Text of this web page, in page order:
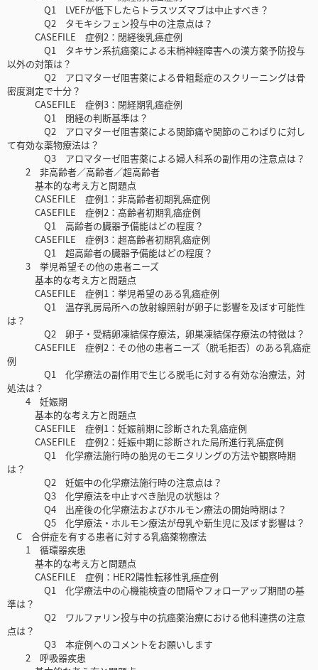
Q1 LVEFが低下したらトラスツズマブは中止すべき？
Q2 タモキシフェン投与中の注意点は？
CASEFILE 症例2：閉経後乳癌症例
Q1 タキサン系抗癌薬による末梢神経障害への漢方薬予防投与
以外の対策は？
Q2 アロマターゼ阻害薬による骨粗鬆症のスクリーニングは骨
密度測定で十分？
CASEFILE 症例3：閉経期乳癌症例
Q1 閉経の判断基準は？
Q2 アロマターゼ阻害薬による関節痛や関節のこわばりに対し
て有効な薬物療法は？
Q3 アロマターゼ阻害薬による婦人科系の副作用の注意点は？
2 非高齢者／高齢者／超高齢者
基本的な考え方と問題点
CASEFILE 症例1：非高齢者初期乳癌症例
CASEFILE 症例2：高齢者初期乳癌症例
Q1 高齢者の臓器予備能はどの程度？
CASEFILE 症例3：超高齢者初期乳癌症例
Q1 超高齢者の臓器予備能はどの程度？
3 挙児希望その他の患者ニーズ
基本的な考え方と問題点
CASEFILE 症例1：挙児希望のある乳癌症例
Q1 温存乳房局所への放射線照射が卵子に影響を及ぼす可能性
は？
Q2 卵子・受精卵凍結保存療法，卵巣凍結保存療法の特徴は？
CASEFILE 症例2：その他の患者ニーズ（脱毛拒否）のある乳癌症
例
Q1 化学療法の副作用で生じる脱毛に対する有効な治療法，対
処法は？
4 妊娠期
基本的な考え方と問題点
CASEFILE 症例1：妊娠前期に診断された乳癌症例
CASEFILE 症例2：妊娠中期に診断された局所進行乳癌症例
Q1 化学療法施行時の胎児のモニタリングの方法や観察時期
は？
Q2 妊娠中の化学療法施行時の注意点は？
Q3 化学療法を中止すべき胎児の状態は？
Q4 出産後の化学療法およびホルモン療法の開始時期は？
Q5 化学療法・ホルモン療法が母乳や新生児に及ぼす影響は？
C 合併症を有する患者に対する乳癌薬物療法
1 循環器疾患
基本的な考え方と問題点
CASEFILE 症例：HER2陽性転移性乳癌症例
Q1 化学療法中の心機能検査の間隔やフォローアップ期間の基
準は？
Q2 ワルファリン投与中の抗癌薬治療における他科連携の注意
点は？
Q3 本症例へのコメントをお願いします
2 呼吸器疾患